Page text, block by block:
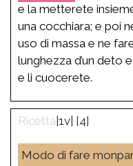
e la metterete
una cocchiara; e poi
uso di massa e ne
lunghezza d’un deto
e li cuocerete.
|1v| [4]
Modo di fare